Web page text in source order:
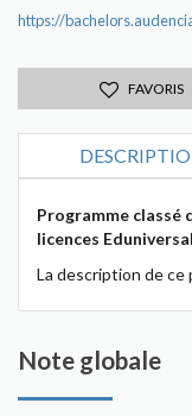
https://
FAVORIS
Programme classé
licences Eduniversal
La description de ce
Note globale